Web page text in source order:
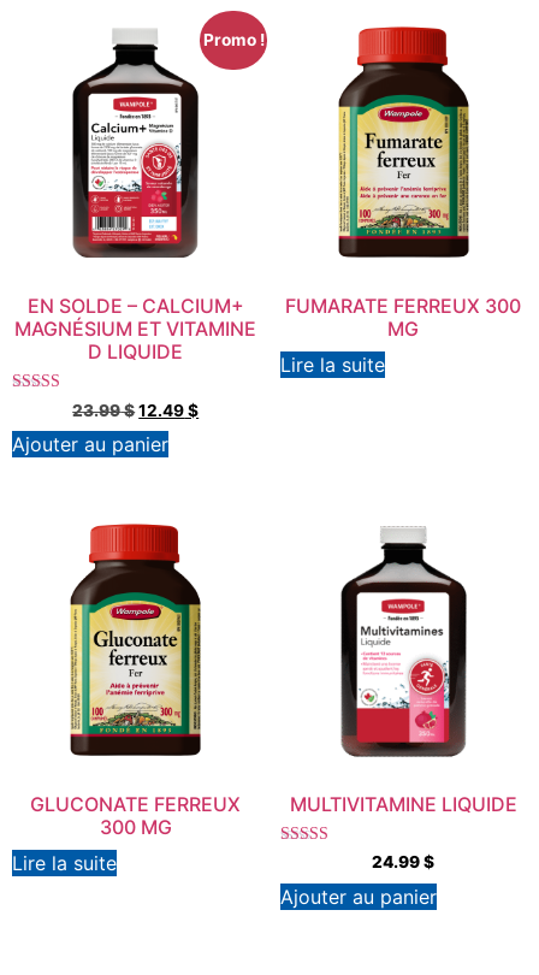
Promo !
EN SOLDE – CALCIUM+
MAGNÉSIUM ET VITAMINE
D LIQUIDE
sur 5
23.99$12.49$
Ajouter au panier
FUMARATE FERREUX 300
MG
Lire la suite
GLUCONATE FERREUX
300 MG
Lire la suite
MULTIVITAMINE LIQUIDE
sur 5
24.99$
Ajouter au panier